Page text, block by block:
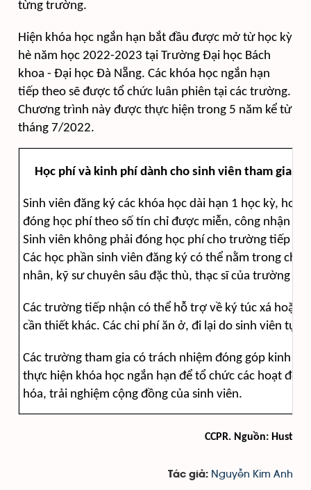
từng trường.
Hiện khóa học ngắn hạn bắt đầu được mở từ học kỳ
hè năm học 2022-2023 tại Trường Đại học Bách
khoa - Đại học Đà Nẵng. Các khóa học ngắn hạn
tiếp theo sẽ được tổ chức luân phiên tại các trường.
Chương trình này được thực hiện trong 5 năm kể từ
tháng 7/2022.
Học phí và kinh phí dành cho sinh viên tham gia
Sinh viên đăng ký các khóa học dài hạn 1 học kỳ, hoặc
đóng học phí theo số tín chỉ được miễn, công nhận
Sinh viên không phải đóng học phí cho trường tiếp
Các học phần sinh viên đăng ký có thể nằm trong
nhân, kỹ sư chuyên sâu đặc thù, thạc sĩ của trường
Các trường tiếp nhận có thể hỗ trợ về ký túc xá hoặc
cần thiết khác. Các chi phí ăn ở, đi lại do sinh viên tự
Các trường tham gia có trách nhiệm đóng góp kinh
thực hiện khóa học ngắn hạn để tổ chức các hoạt
hóa, trải nghiệm cộng đồng của sinh viên.
CCPR. Nguồn: Hust
Tác giả: Nguyễn Kim Anh